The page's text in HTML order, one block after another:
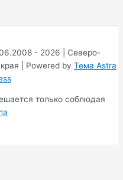
- 2026 | Северо-
| Powered by Тема Astra
только соблюдая